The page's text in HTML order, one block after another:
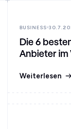
BUSINESS
Die 6
Anbieter im
Weiterlesen